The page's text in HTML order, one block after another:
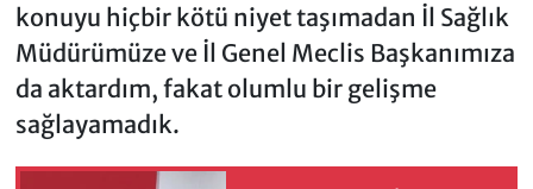
konuyu hiçbir kötü niyet taşımadan İl Sağlık
Müdürümüze ve İl Genel Meclis Başkanımıza
da aktardım, fakat olumlu bir gelişme
sağlayamadık.